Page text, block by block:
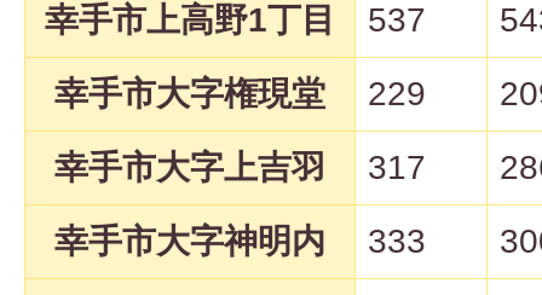
幸手市上高野1丁目
537
幸手市大字権現堂
229
幸手市大字上吉羽
317
幸手市大字神明内
333